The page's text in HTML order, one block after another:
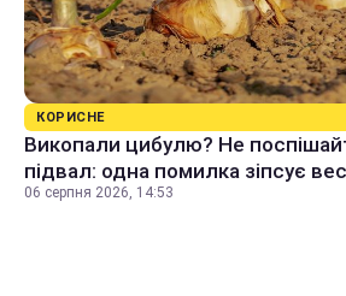
КОРИСНЕ
Викопали цибулю? Не
підвал: одна помилка зіпсує
06 серпня 2026, 14:53